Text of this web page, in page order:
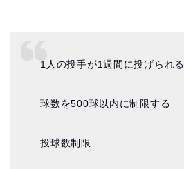
1人の投手が1週間に投げられる
球数を500球以内に制限する
投球数制限